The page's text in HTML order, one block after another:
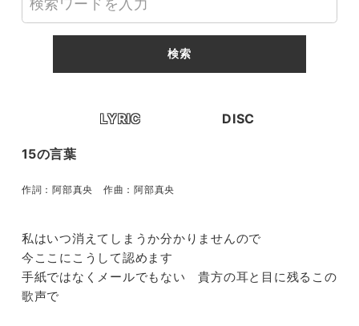
LYRIC DISC
15の言葉
作詞：阿部真央 作曲：阿部真央
私はいつ消えてしまうか分かりませんので
今ここにこうして認めます
手紙ではなくメールでもない 貴方の耳と目に残るこの
歌声で